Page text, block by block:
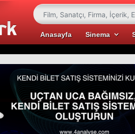
Anasayfa Sinema